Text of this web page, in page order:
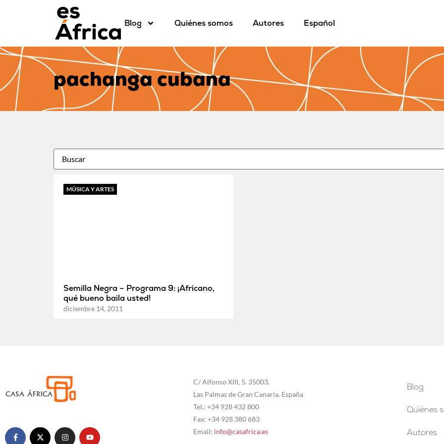
Blog Quiénes somos Autores Español
pachanga cubana
MÚSICA Y ARTES
Semilla Negra – Programa 9: ¡Africano,
qué bueno baila usted!
diciembre 14, 2011
C/ Alfonso XIII, 5. 35003.
Las Palmas de Gran Canaria. España
Tel.: +34 928 432 800
Fax: +34 928 380 683
Email: info@casafrica.es
Blog
Quiénes
Autores